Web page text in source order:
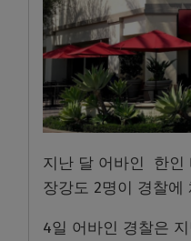
지난 달 어바인 한인
장강도 2명이 경찰에
4일 어바인 경찰은